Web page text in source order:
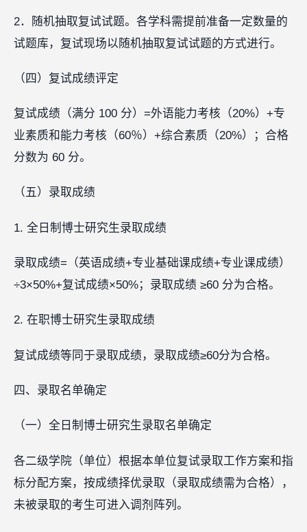
2．随机抽取复试试题。各学科需提前准备一定数量的
试题库，复试现场以随机抽取复试试题的方式进行。
（四）复试成绩评定
复试成绩（满分 100 分）=外语能力考核（20%）+专
业素质和能力考核（60％）+综合素质（20%）；合格
分数为 60 分。
（五）录取成绩
1. 全日制博士研究生录取成绩
录取成绩=（英语成绩+专业基础课成绩+专业课成绩）
÷3×50%+复试成绩×50%；录取成绩 ≥60 分为合格。
2. 在职博士研究生录取成绩
复试成绩等同于录取成绩，录取成绩≥60分为合格。
四、录取名单确定
（一）全日制博士研究生录取名单确定
各二级学院（单位）根据本单位复试录取工作方案和指
标分配方案，按成绩择优录取（录取成绩需为合格），
未被录取的考生可进入调剂阵列。